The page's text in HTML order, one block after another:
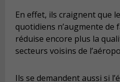
En effet, ils craignent que
quotidiens n’augmente
réduise encore plus la
secteurs voisins de
Ils se demandent aussi si